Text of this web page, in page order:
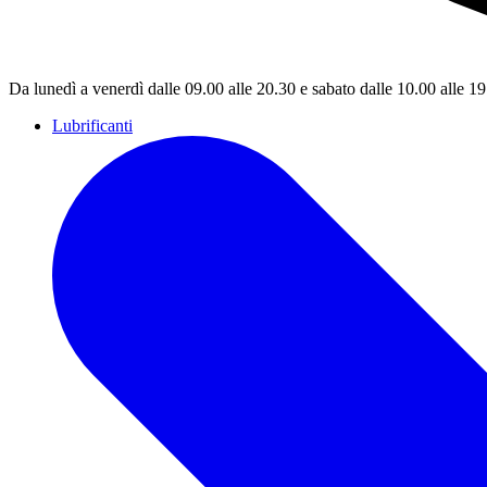
Da lunedì a venerdì dalle 09.00 alle 20.30 e sabato dalle 10.00 alle
Lubrificanti